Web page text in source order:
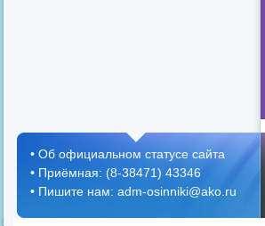
• Об официальном статусе сайта
• Приёмная: (8-38471) 43346
• Пишите нам: adm-osinniki@ako.ru